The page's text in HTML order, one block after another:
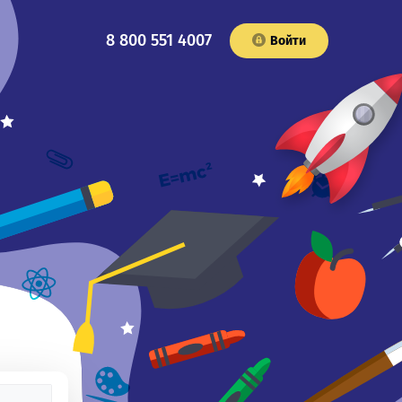
8 800 551 4007 Войти